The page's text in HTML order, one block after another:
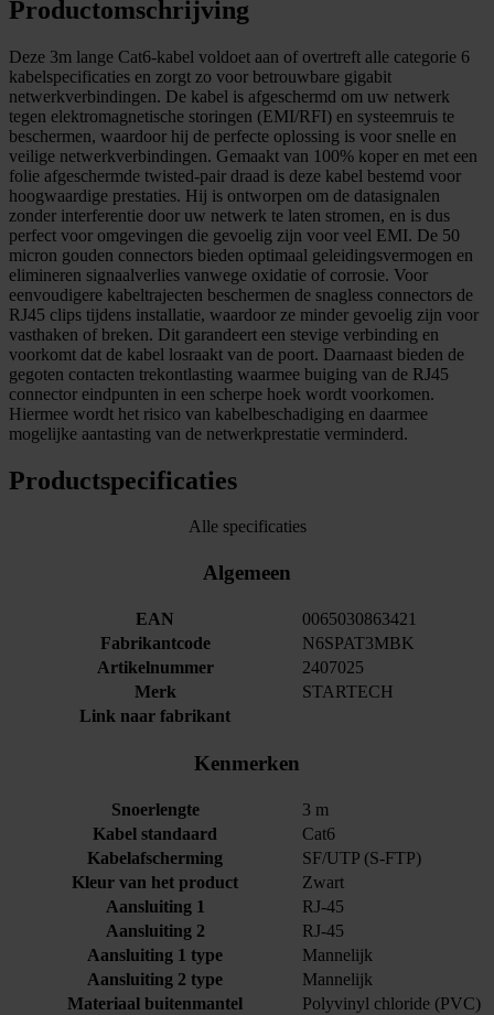
Productomschrijving
Deze 3m lange Cat6-kabel voldoet aan of overtreft alle categorie 6
kabelspecificaties en zorgt zo voor betrouwbare gigabit
netwerkverbindingen. De kabel is afgeschermd om uw netwerk
tegen elektromagnetische storingen (EMI/RFI) en systeemruis te
beschermen, waardoor hij de perfecte oplossing is voor snelle en
veilige netwerkverbindingen. Gemaakt van 100% koper en met een
folie afgeschermde twisted-pair draad is deze kabel bestemd voor
hoogwaardige prestaties. Hij is ontworpen om de datasignalen
zonder interferentie door uw netwerk te laten stromen, en is dus
perfect voor omgevingen die gevoelig zijn voor veel EMI. De 50
micron gouden connectors bieden optimaal geleidingsvermogen en
elimineren signaalverlies vanwege oxidatie of corrosie. Voor
eenvoudigere kabeltrajecten beschermen de snagless connectors de
RJ45 clips tijdens installatie, waardoor ze minder gevoelig zijn voor
vasthaken of breken. Dit garandeert een stevige verbinding en
voorkomt dat de kabel losraakt van de poort. Daarnaast bieden de
gegoten contacten trekontlasting waarmee buiging van de RJ45
connector eindpunten in een scherpe hoek wordt voorkomen.
Hiermee wordt het risico van kabelbeschadiging en daarmee
mogelijke aantasting van de netwerkprestatie verminderd.
Productspecificaties
Alle specificaties
Algemeen
EAN
0065030863421
Fabrikantcode
N6SPAT3MBK
Artikelnummer
2407025
Merk
STARTECH
Link naar fabrikant
Kenmerken
Snoerlengte
3 m
Kabel standaard
Cat6
Kabelafscherming
SF/UTP (S-FTP)
Kleur van het product
Zwart
Aansluiting 1
RJ-45
Aansluiting 2
RJ-45
Aansluiting 1 type
Mannelijk
Aansluiting 2 type
Mannelijk
Materiaal buitenmantel
Polyvinyl chloride (PVC)